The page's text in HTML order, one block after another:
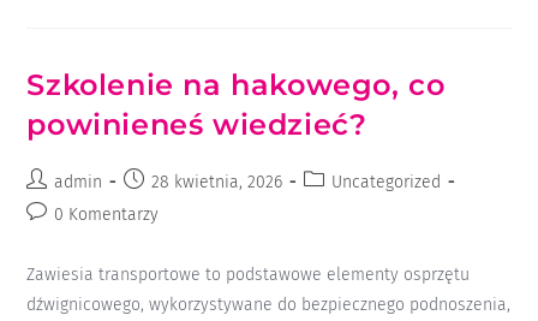
Szkolenie na hakowego, co
powinieneś wiedzieć?
admin 28 kwietnia, 2026
Uncategorized
0 Komentarzy
Zawiesia transportowe to podstawowe elementy osprzętu
dźwignicowego, wykorzystywane do bezpiecznego podnoszenia,